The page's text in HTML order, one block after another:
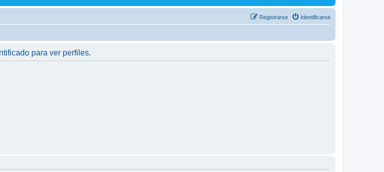
Identificarse
Registrarse
para ver perfiles.